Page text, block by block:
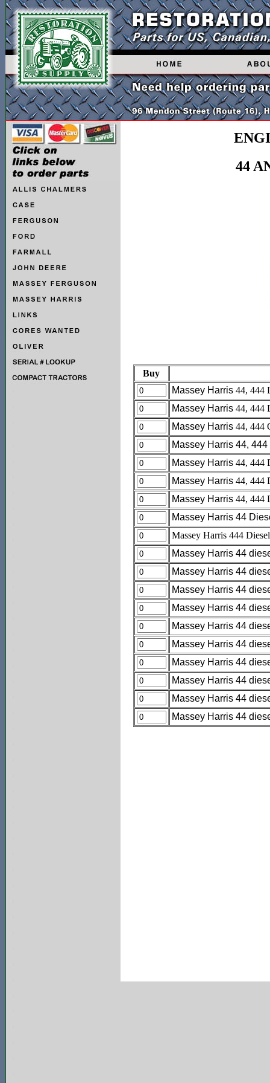
44
Buy
Massey Harris 44, 444
Massey Harris 44, 444
Massey Harris 44, 444
Massey Harris 44,
Massey Harris 44, 444
Massey Harris 44, 444
Massey Harris 44, 444
Massey Harris 44
Massey Harris 444
Massey Harris 44
Massey Harris 44
Massey Harris 44
Massey Harris 44
Massey Harris 44
Massey Harris 44
Massey Harris 44
Massey Harris 44
Massey Harris 44
Massey Harris 44